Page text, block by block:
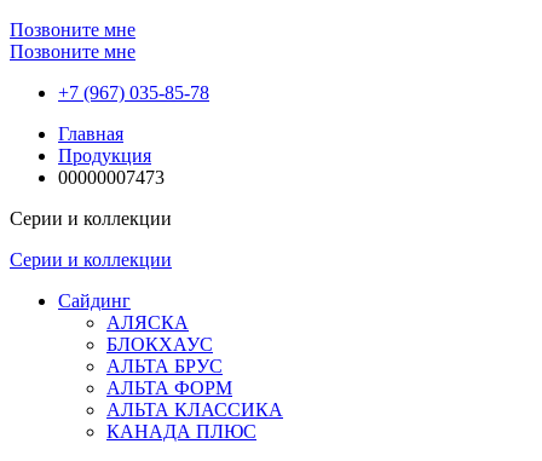
Позвоните мне
Позвоните мне
+7 (967) 035-85-78
Главная
Продукция
00000007473
Серии и коллекции
Серии и коллекции
Сайдинг
АЛЯСКА
БЛОКХАУС
АЛЬТА БРУС
АЛЬТА ФОРМ
АЛЬТА КЛАССИКА
КАНАДА ПЛЮС